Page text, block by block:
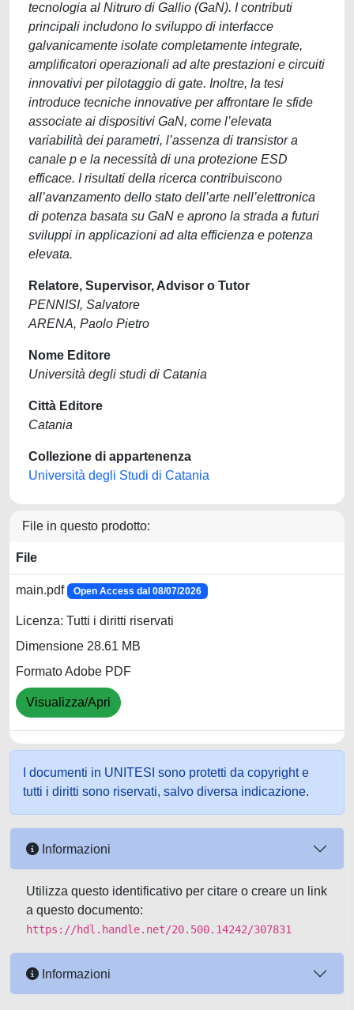
tecnologia al Nitruro di Gallio (GaN). I contributi
principali includono lo sviluppo di interfacce
galvanicamente isolate completamente integrate,
amplificatori operazionali ad alte prestazioni e circuiti
innovativi per pilotaggio di gate. Inoltre, la tesi
introduce tecniche innovative per affrontare le sfide
associate ai dispositivi GaN, come l’elevata
variabilità dei parametri, l’assenza di transistor a
canale p e la necessità di una protezione ESD
efficace. I risultati della ricerca contribuiscono
all’avanzamento dello stato dell’arte nell’elettronica
di potenza basata su GaN e aprono la strada a futuri
sviluppi in applicazioni ad alta efficienza e potenza
elevata.
Relatore, Supervisor, Advisor o Tutor
PENNISI, Salvatore
ARENA, Paolo Pietro
Nome Editore
Università degli studi di Catania
Città Editore
Catania
Collezione di appartenenza
Università degli Studi di Catania
File in questo prodotto:
File
main.pdf Open Access dal 08/07/2026
Licenza: Tutti i diritti riservati
Dimensione 28.61 MB
Formato Adobe PDF
Visualizza/Apri
I documenti in UNITESI sono protetti da copyright e
tutti i diritti sono riservati, salvo diversa indicazione.
Informazioni
Utilizza questo identificativo per citare o creare un link
a questo documento:
https://hdl.handle.net/20.500.14242/307831
Informazioni